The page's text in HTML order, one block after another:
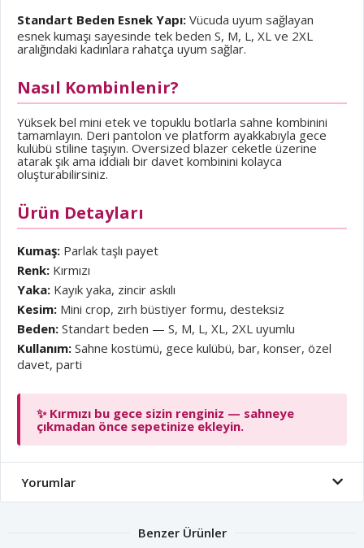
Standart Beden Esnek Yapı: Vücuda uyum sağlayan
esnek kumaşı sayesinde tek beden S, M, L, XL ve 2XL
aralığındaki kadınlara rahatça uyum sağlar.
Nasıl Kombinlenir?
Yüksek bel mini etek ve topuklu botlarla sahne kombinini
tamamlayın. Deri pantolon ve platform ayakkabıyla gece
kulübü stiline taşıyın. Oversized blazer ceketle üzerine
atarak şık ama iddialı bir davet kombinini kolayca
oluşturabilirsiniz.
Ürün Detayları
Kumaş: Parlak taşlı payet
Renk: Kırmızı
Yaka: Kayık yaka, zincir askılı
Kesim: Mini crop, zırh büstiyer formu, desteksiz
Beden: Standart beden — S, M, L, XL, 2XL uyumlu
Kullanım: Sahne kostümü, gece kulübü, bar, konser, özel
davet, parti
✨ Kırmızı bu gece sizin renginiz — sahneye
çıkmadan önce sepetinize ekleyin.
Yorumlar
Benzer Ürünler